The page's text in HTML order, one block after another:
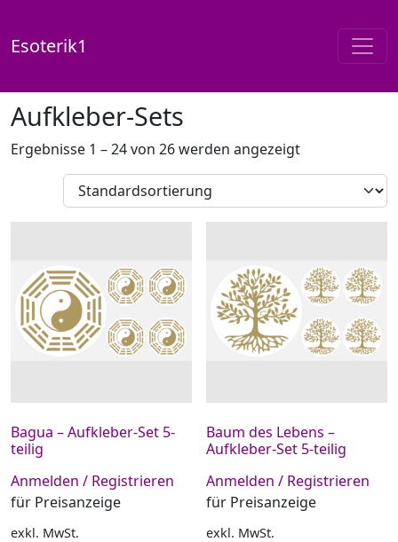
Esoterik1
Aufkleber-Sets
Ergebnisse 1 – 24 von 26 werden angezeigt
Bagua – Aufkleber-Set 5-
teilig
Anmelden / Registrieren
für Preisanzeige
exkl. MwSt.
Baum des Lebens –
Aufkleber-Set 5-teilig
Anmelden / Registrieren
für Preisanzeige
exkl. MwSt.